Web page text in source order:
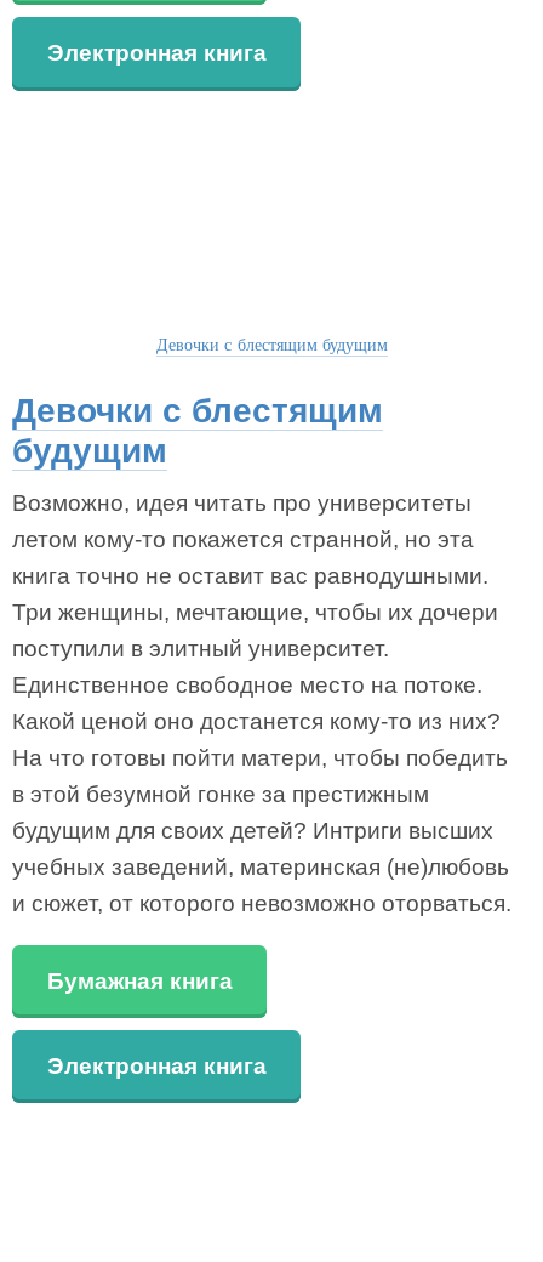
Электронная книга
Девочки с блестящим будущим
Девочки с блестящим
будущим
Возможно, идея читать про университеты
летом кому-то покажется странной, но эта
книга точно не оставит вас равнодушными.
Три женщины, мечтающие, чтобы их дочери
поступили в элитный университет.
Единственное свободное место на потоке.
Какой ценой оно достанется кому-то из них?
На что готовы пойти матери, чтобы победить
в этой безумной гонке за престижным
будущим для своих детей? Интриги высших
учебных заведений, материнская (не)любовь
и сюжет, от которого невозможно оторваться.
Бумажная книга
Электронная книга